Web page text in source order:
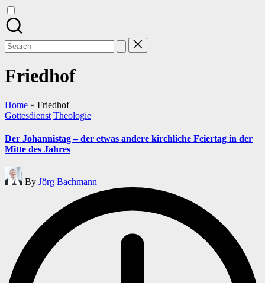
Search
for:
Friedhof
Home » Friedhof
Posted
Gottesdienst Theologie
Der Johannistag – der etwas andere kirchliche Feiertag in der
Mitte des Jahres
Posted
by
By Jörg Bachmann